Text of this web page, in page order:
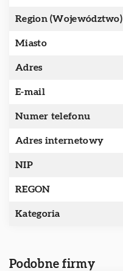
Region (Województwo)
Miasto
Adres
E-mail
Numer telefonu
Adres internetowy
NIP
REGON
Kategoria
Podobne firmy